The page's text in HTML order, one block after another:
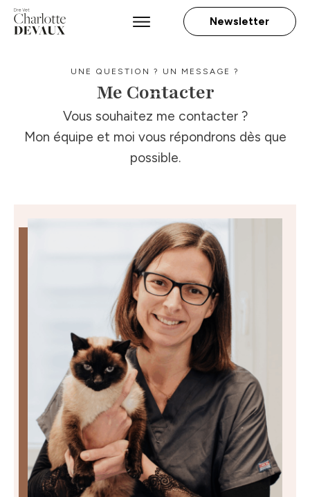
Newsletter
UNE QUESTION ? UN MESSAGE ?
Me Contacter
Vous souhaitez me contacter ?
Mon équipe et moi vous répondrons dès que
possible.